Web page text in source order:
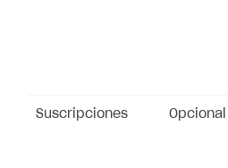
Suscripciones Opcional